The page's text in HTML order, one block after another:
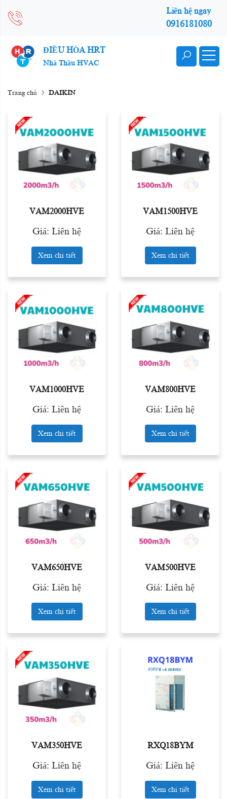
Liên hệ ngay
0916181080
ĐIỀU HÒA HRT
Nhà Thầu HVAC
Trang chủ DAIKIN
VAM2000HVE
Giá: Liên hệ
Xem chi tiết
VAM1500HVE
Giá: Liên hệ
Xem chi tiết
VAM1000HVE
Giá: Liên hệ
Xem chi tiết
VAM800HVE
Giá: Liên hệ
Xem chi tiết
VAM650HVE
Giá: Liên hệ
Xem chi tiết
VAM500HVE
Giá: Liên hệ
Xem chi tiết
VAM350HVE
Giá: Liên hệ
Xem chi tiết
RXQ18BYM
Giá: Liên hệ
Xem chi tiết